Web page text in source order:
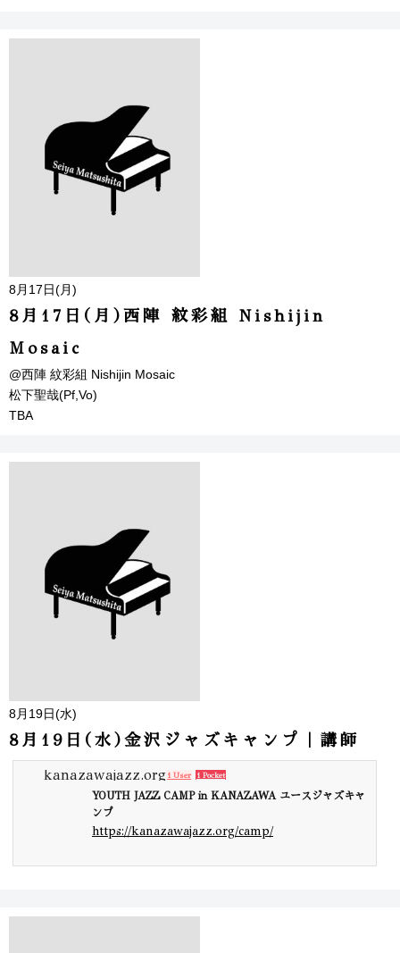
8月17日(月)
8月17日(月)西陣 紋彩組 Nishijin
Mosaic
@西陣 紋彩組 Nishijin Mosaic
松下聖哉(Pf,Vo)
TBA
8月19日(水)
8月19日(水)金沢ジャズキャンプ｜講師
kanazawajazz.org 1 User 1 Pocket
YOUTH JAZZ CAMP in KANAZAWA ユースジャズキャ
ンプ
https://kanazawajazz.org/camp/